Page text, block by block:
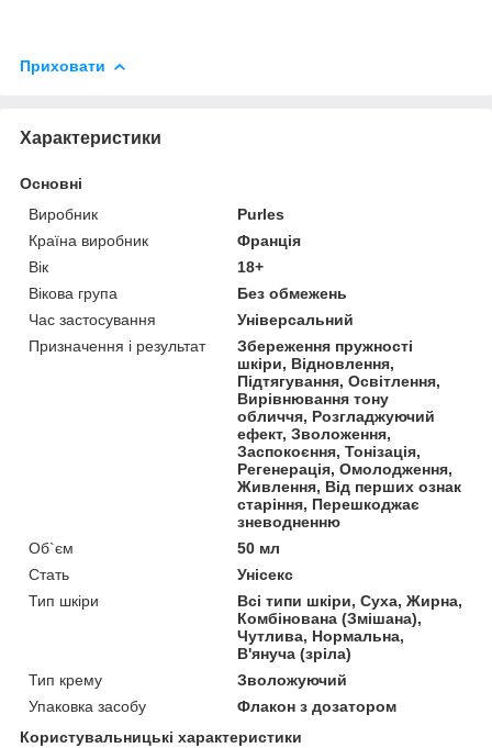
Приховати
Характеристики
Основні
Виробник
Purles
Країна виробник
Франція
Вік
18+
Вікова група
Без обмежень
Час застосування
Універсальний
Призначення і результат
Збереження пружності
шкіри, Відновлення,
Підтягування, Освітлення,
Вирівнювання тону
обличчя, Розгладжуючий
ефект, Зволоження,
Заспокоєння, Тонізація,
Регенерація, Омолодження,
Живлення, Від перших ознак
старіння, Перешкоджає
зневодненню
Об`єм
50 мл
Стать
Унісекс
Тип шкіри
Всі типи шкіри, Суха, Жирна,
Комбінована (Змішана),
Чутлива, Нормальна,
В'януча (зріла)
Тип крему
Зволожуючий
Упаковка засобу
Флакон з дозатором
Користувальницькі характеристики